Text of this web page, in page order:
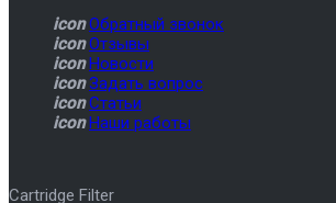
icon Обратный звонок
icon Отзывы
icon Новости
icon Задать вопрос
icon Статьи
icon Наши работы
Cartridge Filter